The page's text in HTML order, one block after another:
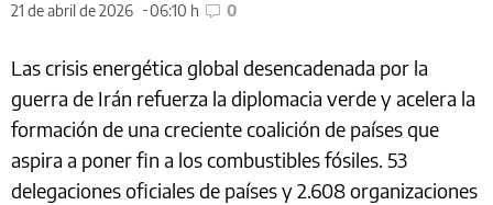
21 de abril de 2026
06:10 h 0
Las crisis energética global desencadenada por la
guerra de Irán refuerza la diplomacia verde y acelera la
formación de una creciente coalición de países que
aspira a poner fin a los combustibles fósiles. 53
delegaciones oficiales de países y 2.608 organizaciones